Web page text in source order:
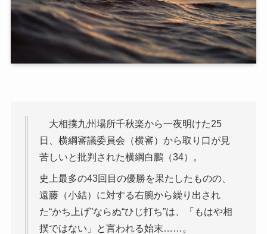
大相撲九州場所千秋楽から一夜明けた25
日、横綱審議委員会（横審）から取り口が見
苦しいと批判された横綱白鵬（34）。
史上最多の43回目の優勝を果たしたものの、
遠藤（小結）に対する右腕から繰り出され
た“かち上げ”ならぬ“ひじ打ち”は、「もはや相
撲ではない」と言われる始末……。